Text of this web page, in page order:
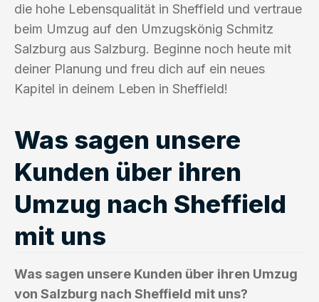
die hohe Lebensqualität in Sheffield und vertraue
beim Umzug auf den Umzugskönig Schmitz
Salzburg aus Salzburg. Beginne noch heute mit
deiner Planung und freu dich auf ein neues
Kapitel in deinem Leben in Sheffield!
Was sagen unsere
Kunden über ihren
Umzug nach Sheffield
mit uns
Was sagen unsere Kunden über ihren Umzug
von Salzburg nach Sheffield mit uns?